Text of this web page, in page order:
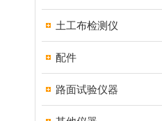
土工布检测仪
配件
路面试验仪器